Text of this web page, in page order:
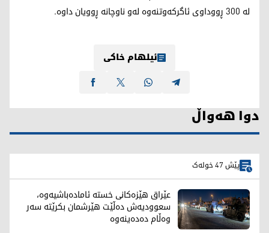
لە 300 ڕووداوی ئاگرکەوتنەوە لەو ناوچانە ڕوویان داوە.
ئیلهام خاکی
دوا هەواڵ
پێش 47 خولەک
عێراق هێزەکانی خستە ئامادەباشیەوە،
سعوودیەش دەڵێت هێرشمان بکرێتە سەر
وەڵام دەدەینەوە